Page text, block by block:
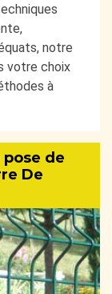
notre
votre choix
à
de
De